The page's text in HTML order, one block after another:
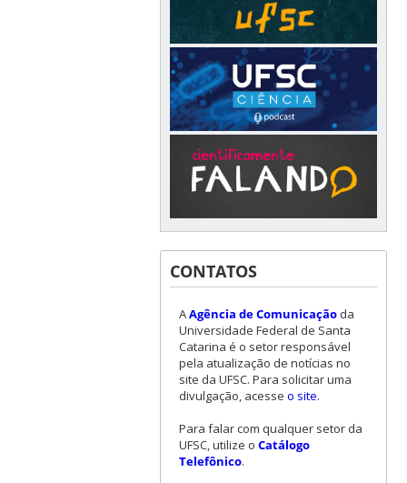
CONTATOS
AAgência de Comunicaçãoda
Universidade Federal de Santa
Catarina é o setor responsável
pela atualização de notícias no
site da UFSC. Para solicitar uma
divulgação, acesse o site.
Para falar com qualquer setor da
UFSC, utilize o Catálogo
Telefônico.